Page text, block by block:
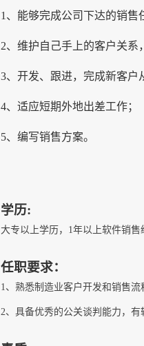
1、能够完成公司下达的销售
2、维护自己手上的客户关系
3、开发、跟进，完成新客户
4、适应短期外地出差工作；
5、编写销售方案。
学历:
大专以上学历，1年以上软件销
任职要求：
1、熟悉制造业客户开发和销售
2、具备优秀的公关谈判能力，